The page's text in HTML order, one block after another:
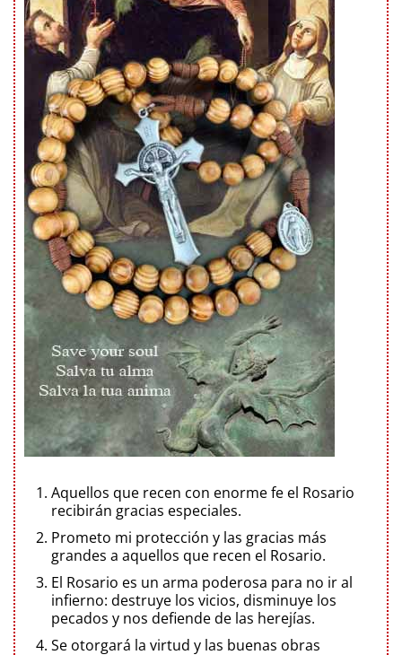
Aquellos que recen con enorme fe el Rosario
recibirán gracias especiales.
Prometo mi protección y las gracias más
grandes a aquellos que recen el Rosario.
El Rosario es un arma poderosa para no ir al
infierno: destruye los vicios, disminuye los
pecados y nos defiende de las herejías.
Se otorgará la virtud y las buenas obras